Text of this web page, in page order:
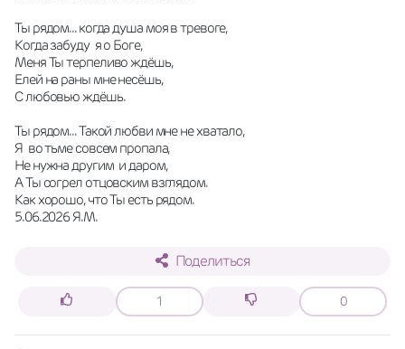
Ты рядом... когда душа моя в тревоге,
Когда забуду  я о Боге,
Меня Ты терпеливо ждёшь,
Елей на раны мне несёшь,
С любовью ждёшь.
Ты рядом... Такой любви мне не хватало,
Я  во тьме совсем пропала,
Не нужна другим  и даром,
А Ты согрел отцовским взглядом.
Как хорошо, что Ты есть рядом.
5.06.2026 Я.М.
Поделиться
1 0